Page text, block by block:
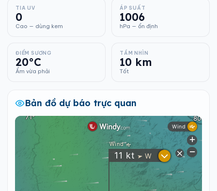
TIA UV
0
Cao — dùng kem
ÁP SUẤT
1006
hPa — ổn định
ĐIỂM SƯƠNG
20°C
Ẩm vừa phải
TẦM NHÌN
10 km
Tốt
Bản đồ dự báo trực quan